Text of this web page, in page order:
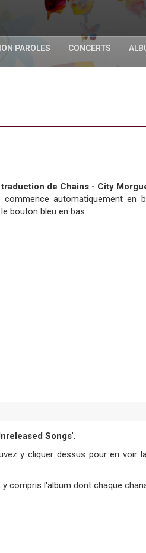
PAROLES CONCERTS
de Chains - City
automatiquement en
bouton bleu en bas.
Songs'.
y cliquer dessus pour en voir
compris l'album dont chaque